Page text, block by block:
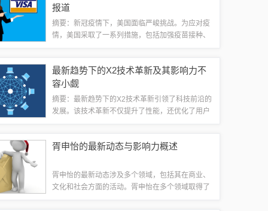
报道
摘要：新冠疫情下，美国面临严峻挑战。为应对疫
情，美国采取了一系列措施，包括加强疫苗接种、
国正面临疫情下的多重挑战，包括病毒变异、...
最新趋势下的X2技术革新及其影响力不
容小觑
摘要：最新趋势下的X2技术革新引领了科技前沿的
发展。该技术革新不仅提升了性能，还优化了用户
提升，还带动了相关产业的转型升级。这...
胥申怡的最新动态与影响力概述
胥申怡的最新动态涉及多个领域，包括其在商业、
文化和社会方面的活动。胥申怡在多个领域取得了